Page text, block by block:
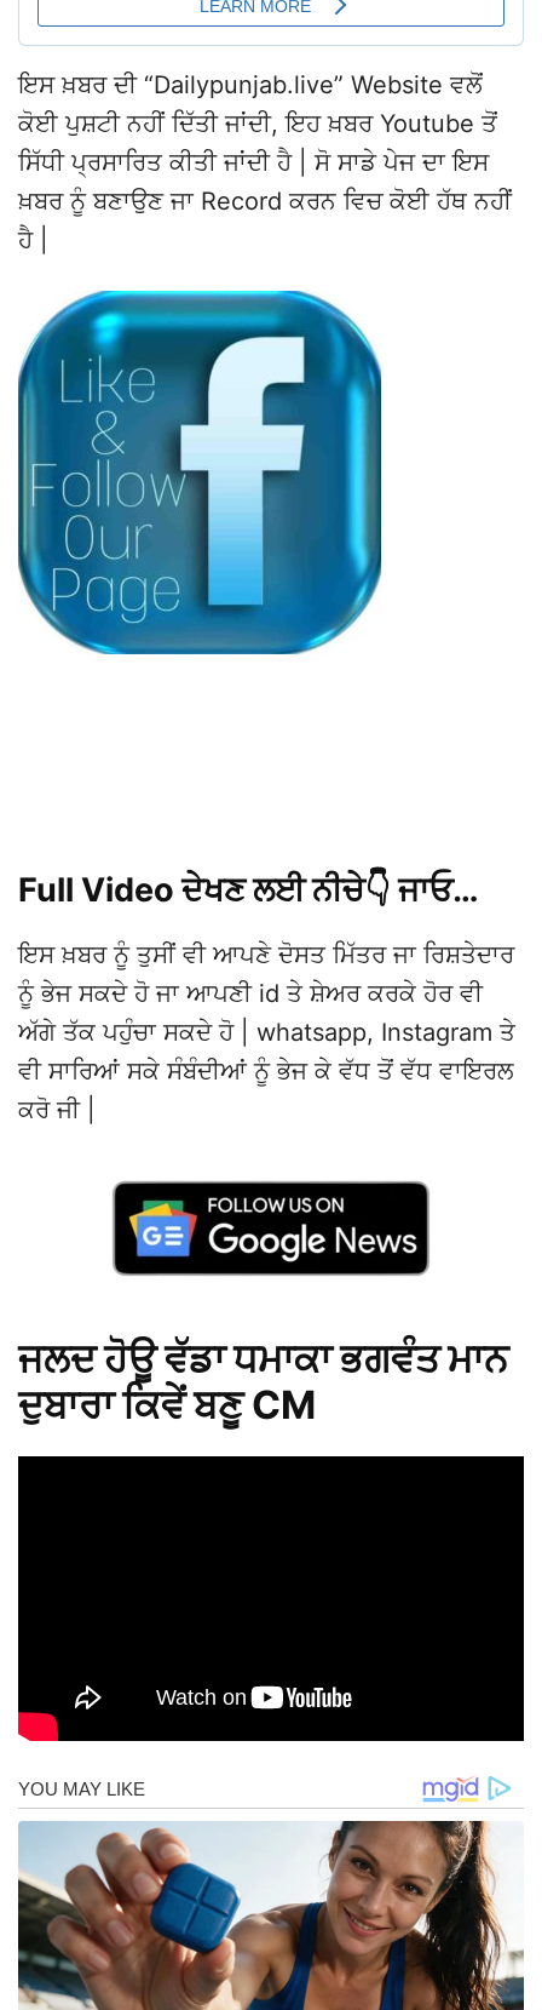
ਇਸ ਖ਼ਬਰ ਦੀ “Dailypunjab.live” Website ਵਲੋਂ
ਕੋਈ ਪੁਸ਼ਟੀ ਨਹੀਂ ਦਿੱਤੀ ਜਾਂਦੀ, ਇਹ ਖ਼ਬਰ Youtube ਤੋਂ
ਸਿੱਧੀ ਪ੍ਰਸਾਰਿਤ ਕੀਤੀ ਜਾਂਦੀ ਹੈ | ਸੋ ਸਾਡੇ ਪੇਜ ਦਾ ਇਸ
ਖ਼ਬਰ ਨੂੰ ਬਣਾਉਣ ਜਾ Record ਕਰਨ ਵਿਚ ਕੋਈ ਹੱਥ ਨਹੀਂ
ਹੈ |
Full Video ਦੇਖਣ ਲਈ ਨੀਚੇ👇 ਜਾਓ…
ਇਸ ਖ਼ਬਰ ਨੂੰ ਤੁਸੀਂ ਵੀ ਆਪਣੇ ਦੋਸਤ ਮਿੱਤਰ ਜਾ ਰਿਸ਼ਤੇਦਾਰ
ਨੂੰ ਭੇਜ ਸਕਦੇ ਹੋ ਜਾ ਆਪਣੀ id ਤੇ ਸ਼ੇਅਰ ਕਰਕੇ ਹੋਰ ਵੀ
ਅੱਗੇ ਤੱਕ ਪਹੁੰਚਾ ਸਕਦੇ ਹੋ | whatsapp, Instagram ਤੇ
ਵੀ ਸਾਰਿਆਂ ਸਕੇ ਸੰਬੰਦੀਆਂ ਨੂੰ ਭੇਜ ਕੇ ਵੱਧ ਤੋਂ ਵੱਧ ਵਾਇਰਲ
ਕਰੋ ਜੀ |
ਜਲਦ ਹੋਊ ਵੱਡਾ ਧਮਾਕਾ ਭਗਵੰਤ ਮਾਨ
ਦੁਬਾਰਾ ਕਿਵੇਂ ਬਣੂ CM